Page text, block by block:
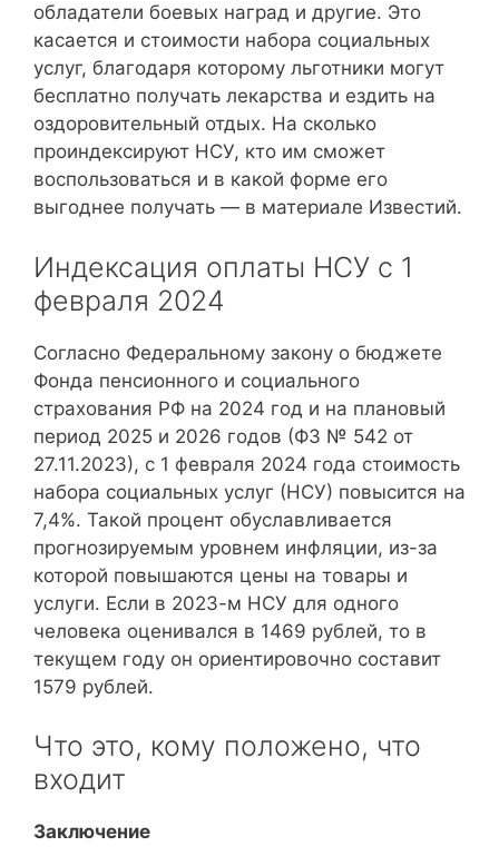
обладатели боевых наград и другие. Это
касается и стоимости набора социальных
услуг, благодаря которому льготники могут
бесплатно получать лекарства и ездить на
оздоровительный отдых. На сколько
проиндексируют НСУ, кто им сможет
воспользоваться и в какой форме его
выгоднее получать — в материале Известий.
Индексация оплаты НСУ с 1
февраля 2024
Согласно Федеральному закону о бюджете
Фонда пенсионного и социального
страхования РФ на 2024 год и на плановый
период 2025 и 2026 годов (ФЗ № 542 от
27.11.2023), с 1 февраля 2024 года стоимость
набора социальных услуг (НСУ) повысится на
7,4%. Такой процент обуславливается
прогнозируемым уровнем инфляции, из-за
которой повышаются цены на товары и
услуги. Если в 2023-м НСУ для одного
человека оценивался в 1469 рублей, то в
текущем году он ориентировочно составит
1579 рублей.
Что это, кому положено, что
входит
Заключение